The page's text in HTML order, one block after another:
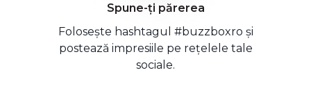
Spune-ți părerea
Folosește hashtagul #buzzboxro și
postează impresiile pe rețelele tale
sociale.